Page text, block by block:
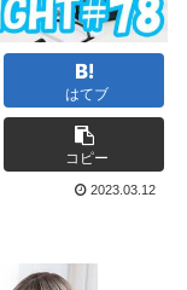
はてブ
コピー
2023.03.12